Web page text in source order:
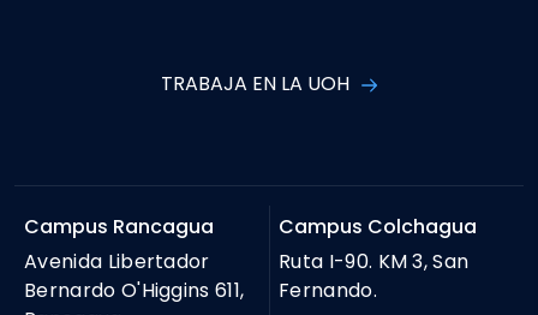
TRABAJA EN LA UOH
Campus Rancagua
Avenida Libertador
Bernardo O'Higgins 611,
Campus Colchagua
Ruta I-90. KM 3, San
Fernando.